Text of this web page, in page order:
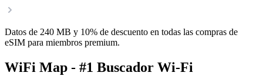
Datos de 240 MB y 10% de descuento en todas las compras de
eSIM para miembros premium.
WiFi Map - #1 Buscador Wi-Fi